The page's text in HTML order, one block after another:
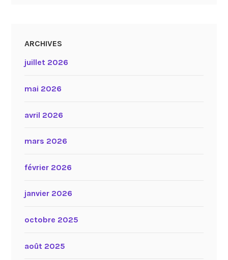
ARCHIVES
juillet 2026
mai 2026
avril 2026
mars 2026
février 2026
janvier 2026
octobre 2025
août 2025